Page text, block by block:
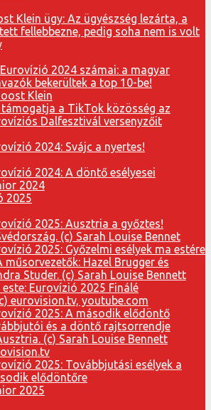
Klein ügy: Az ügyészség lezárta, a
fellebbezne, pedig soha nem is volt
2024 számai: a magyar
bekerültek a top 10-be!
támogatja a TikTok közösség az
Dalfesztivál versenyzőit
2024: Svájc a nyertes!
2024: A döntő esélyesei
2024
2025
2025: Ausztria a győztes!
2025: Győzelmi esélyek ma estére
este: Eurovízió 2025 Finálé
2025: A második elődöntő
és a döntő rajtsorrendje
2025: Továbbjutási esélyek a
elődöntőre
2025